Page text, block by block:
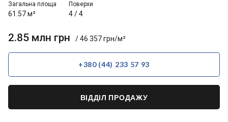
Загальна площа
61.57 м²
Поверхи
4/4
2.85 млн грн / 46 357 грн/м²
+380 (44) 233 57 93
ВІДДІЛ ПРОДАЖУ